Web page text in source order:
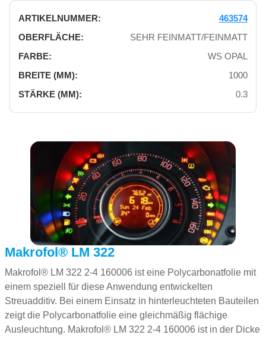
463574
SEHR FEINMATT/FEINMATT
WS OPAL
1000
0.3
Makrofol® LM 322
Makrofol® LM 322 2-4 160006 ist eine Polycarbonatfolie mit
einem speziell für diese Anwendung entwickelten
Streuadditiv. Bei einem Einsatz in hinterleuchteten Bauteilen
zeigt die Polycarbonatfolie eine gleichmäßig flächige
Ausleuchtung. Makrofol® LM 322 2-4 160006 ist in der Dicke